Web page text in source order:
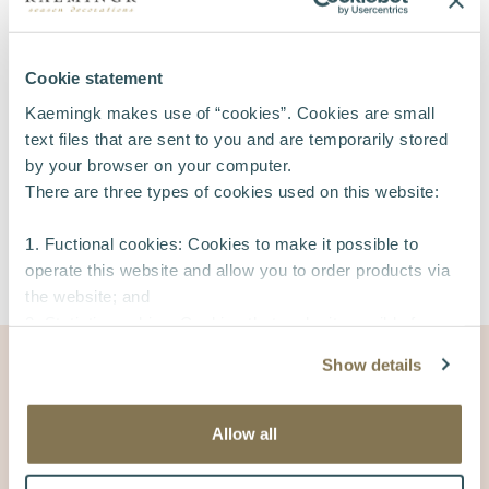
Cookie statement
Kaemingk makes use of “cookies”. Cookies are small
text files that are sent to you and are temporarily stored
by your browser on your computer.
There are three types of cookies used on this website:
1. Fuctional cookies: Cookies to make it possible to
operate this website and allow you to order products via
the website; and
visitors’ behavior on the website to improve our service
for our customers.
3. Tracking cookies: Cookies that make it possible to
the individual person or user.
Show details
Allow all
Pianificazione scaffalatura
Per una presentazione ottimale dei prodotti, offriamo
piani di scaffali commerciali che garantiscono una
Offriamo una vasta gamma di materiali POS per
poter presentare i nostri marchi come un concetto